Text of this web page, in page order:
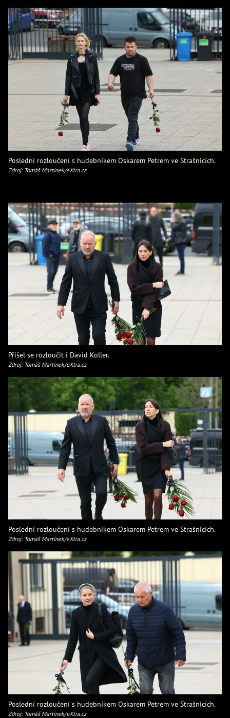
Poslední rozloučení s hudebníkem Oskarem Petrem ve Strašnicích.
Zdroj: Tomáš Martínek/eXtra.cz
Přišel se rozloučit i David Koller.
Zdroj: Tomáš Martínek/eXtra.cz
Poslední rozloučení s hudebníkem Oskarem Petrem ve Strašnicích.
Zdroj: Tomáš Martínek/eXtra.cz
Poslední rozloučení s hudebníkem Oskarem Petrem ve Strašnicích.
Zdroj: Tomáš Martínek/eXtra.cz